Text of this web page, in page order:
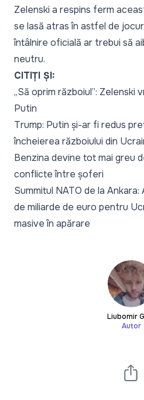
Zelenski a respins ferm
se lasă atras în astfel de
întâlnire oficială ar trebui să
neutru.
CITIȚI ȘI:
„Să oprim războiul”: Zelenski
Putin
Trump: Putin și-ar fi redus
încheierea războiului din
Benzina devine tot mai greu
conflicte între șoferi
Summitul NATO de la
de miliarde de euro pentru
masive în apărare
Liubomir
Autor